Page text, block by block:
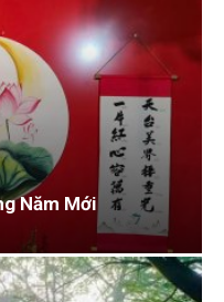
Năm Mới